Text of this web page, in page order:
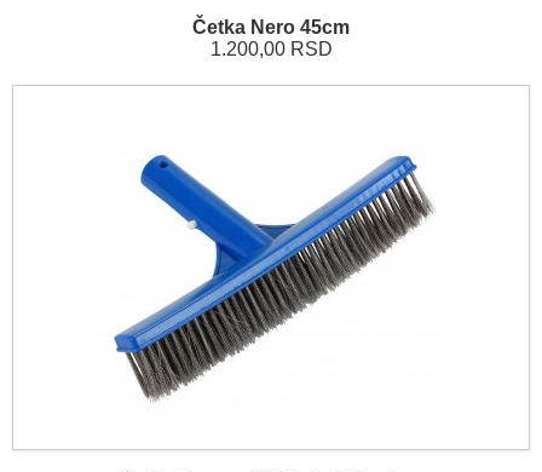
Četka Nero 45cm
1.200,00 RSD